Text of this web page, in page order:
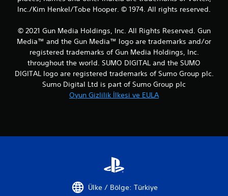
Inc./Kim Henkel/Tobe Hooper. © 1974. All rights reserved.
© 2021 Gun Media Holdings, Inc. All Rights Reserved. Gun
Media™ and the Gun Media™ logo are trademarks and/or
registered trademarks of Gun Media Holdings, Inc.
throughout the world. SUMO DIGITAL and the SUMO
DIGITAL logo are registered trademarks of Sumo Group plc.
Sumo Digital Ltd is part of Sumo Group plc
Oyun Gizlilik İlkesi ve EULA
Ülke / Bölge: Türkiye